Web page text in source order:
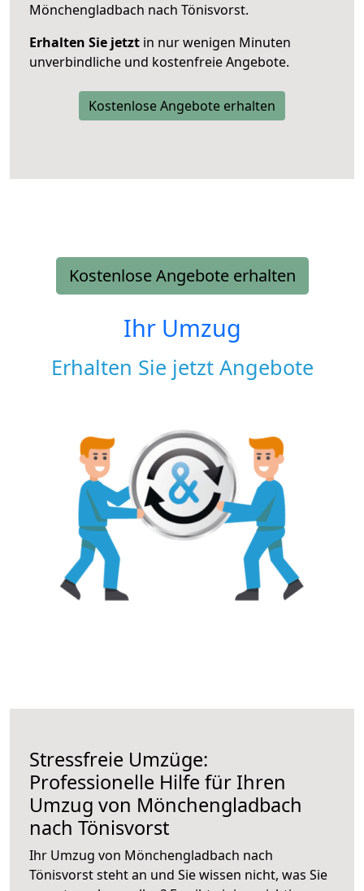
Mönchengladbach nach Tönisvorst.
Erhalten Sie jetzt in nur wenigen Minuten
unverbindliche und kostenfreie Angebote.
Kostenlose Angebote erhalten
Kostenlose Angebote erhalten
Ihr Umzug
Erhalten Sie jetzt Angebote
Stressfreie Umzüge:
Professionelle Hilfe für Ihren
Umzug von Mönchengladbach
nach Tönisvorst
Ihr Umzug von Mönchengladbach nach
Tönisvorst steht an und Sie wissen nicht, was Sie